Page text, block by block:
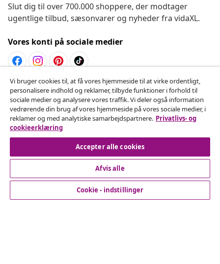
Slut dig til over 700.000 shoppere, der modtager
ugentlige tilbud, sæsonvarer og nyheder fra vidaXL.
Vores konti på sociale medier
Fortryd køb
Indsend en anmodning om at fortryde din ordre.
Virksomhed
Vi bruger cookies til, at få vores hjemmeside til at virke ordentligt,
personalisere indhold og reklamer, tilbyde funktioner i forhold til
sociale medier og analysere vores traffik. Vi deler også information
vedrørende din brug af vores hjemmeside på vores sociale medier, i
reklamer og med analytiske samarbejdspartnere. Privatlivs- og
cookieerklæring
Accepter alle cookies
Afvis alle
Cookie - indstillinger